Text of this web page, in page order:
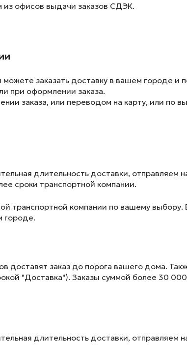
из офисов выдачи заказов СДЭК.
заказать доставку в вашем городе и
при оформлении заказа.
заказа, или переводом на карту, или по
длительность доставки, отправляем
сроки транспортной компании.
транспортной компании по вашему
городе.
доставят заказ до порога вашего дома.
"Доставка"). Заказы суммой более 30
длительность доставки, отправляем